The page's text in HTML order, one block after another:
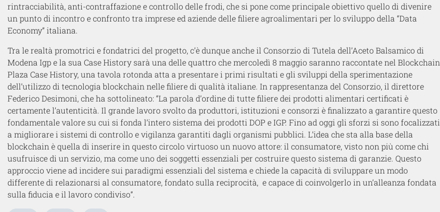
rintracciabilità, anti-contraffazione e controllo delle frodi, che si pone come principale obiettivo quello di divenire
un punto di incontro e confronto tra imprese ed aziende delle filiere agroalimentari per lo sviluppo della “Data
Economy” italiana.
Tra le realtà promotrici e fondatrici del progetto, c’è dunque anche il Consorzio di Tutela dell’Aceto Balsamico di
Modena Igp e la sua Case History sarà una delle quattro che mercoledì 8 maggio saranno raccontate nel Blockchain
Plaza Case History, una tavola rotonda atta a presentare i primi risultati e gli sviluppi della sperimentazione
dell’utilizzo di tecnologia blockchain nelle filiere di qualità italiane. In rappresentanza del Consorzio, il direttore
Federico Desimoni, che ha sottolineato: “La parola d’ordine di tutte filiere dei prodotti alimentari certificati è
certamente l’autenticità. Il grande lavoro svolto da produttori, istituzioni e consorzi è finalizzato a garantire questo
fondamentale valore su cui si fonda l’intero sistema dei prodotti DOP e IGP. Fino ad oggi gli sforzi si sono focalizzati
a migliorare i sistemi di controllo e vigilanza garantiti dagli organismi pubblici. L’idea che sta alla base della
blockchain è quella di inserire in questo circolo virtuoso un nuovo attore: il consumatore, visto non più come chi
usufruisce di un servizio, ma come uno dei soggetti essenziali per costruire questo sistema di garanzie. Questo
approccio viene ad incidere sui paradigmi essenziali del sistema e chiede la capacità di sviluppare un modo
differente di relazionarsi al consumatore, fondato sulla reciprocità, e capace di coinvolgerlo in un’alleanza fondata
sulla fiducia e il lavoro condiviso”.